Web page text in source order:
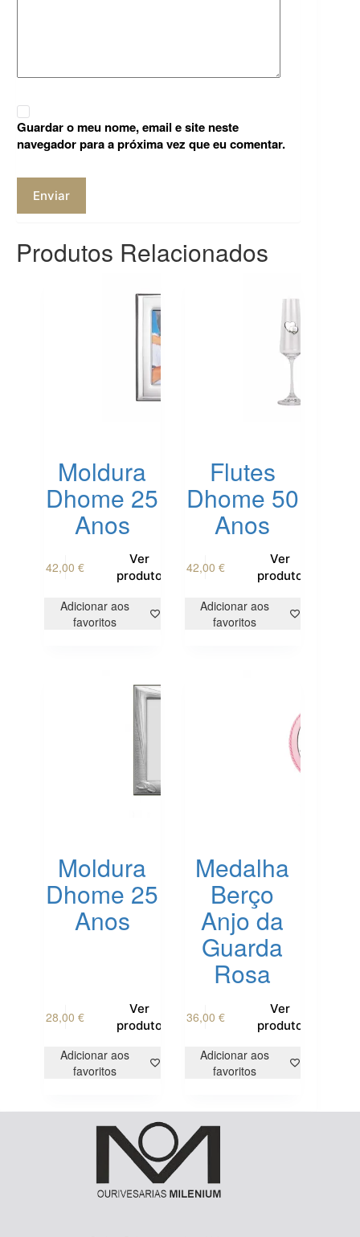
Guardar o meu nome, email e site neste
navegador para a próxima vez que eu comentar.
Enviar
Produtos Relacionados
Moldura
Dhome 25
Anos
42,00€
Ver
produto
Adicionar aos
favoritos
Flutes
Dhome 50
Anos
42,00 €
Ver
produto
Adicionar aos
favoritos
Moldura
Dhome 25
Anos
28,00€
Ver
produto
Adicionar aos
favoritos
Medalha
Berço
Anjo da
Guarda
Rosa
36,00 €
Ver
produto
Adicionar aos
favoritos